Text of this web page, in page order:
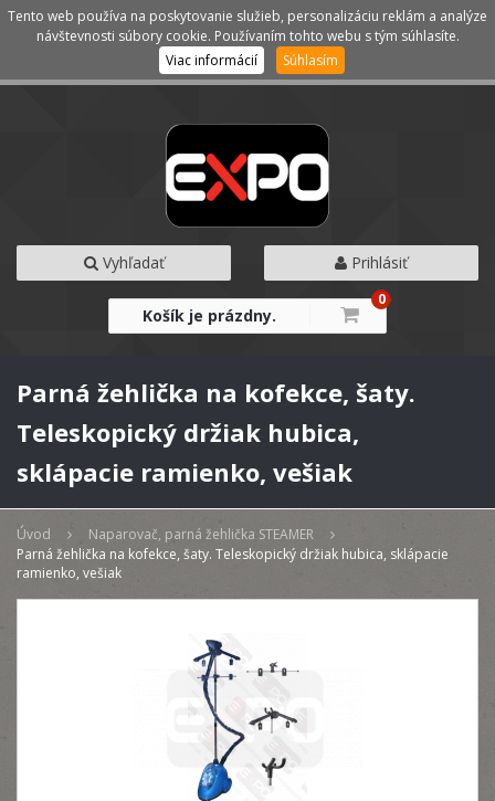
Kategórie Menu
Vyhľadať Prihlásiť
Košík je prázdny.
0
Parná žehlička na kofekce, šaty.
Teleskopický držiak hubica,
sklápacie ramienko, vešiak
Úvod
Naparovač, parná žehlička STEAMER
Parná žehlička na kofekce, šaty. Teleskopický držiak hubica, sklápacie
ramienko, vešiak
Tento web používa na poskytovanie služieb, personalizáciu reklám a analýze
návštevnosti súbory cookie. Používaním tohto webu s tým súhlasíte.
Viac informácií
Súhlasím